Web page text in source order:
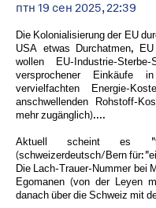
птн 19 сен 2025, 22:39
Die Kolonialisierung der EU
USA etwas Durchatmen,
wollen EU-Industrie-
versprochener Einkäufe
vervielfachten Energie-
anschwellenden Rohstoff-
mehr zugänglich)....
Aktuell scheint es
(schweizerdeutsch/Bern für:
Die Lach-Trauer-Nummer bei
Egomanen (von der Leyen
danach über die Schweiz mit